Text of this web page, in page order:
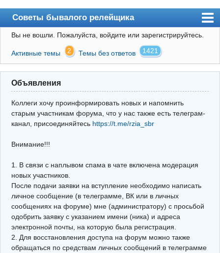
Советы бывалого релейщика
Форум
Правила
Поиск
Регистрация
Архив
Почта
Поиск релейщика
Видео РЗиА
Фотохостинг
Телеграм
Вы не вошли. Пожалуйста, войдите или зарегистрируйтесь.
Активные темы 2 Темы без ответов 1421
Объявления
Коллеги хочу проинформировать новых и напомнить
старым участникам форума, что у нас также есть телеграм-
канал, присоединяйтесь https://t.me/rzia_sbr
Внимание!!!
1. В связи с наплывом спама в чате включена модерация
новых участников.
После подачи заявки на вступление необходимо написать
личное сообщение (в телеграмме, ВК или в личных
сообщениях на форуме) мне (администратору) с просьбой
одобрить заявку с указанием имени (ника) и адреса
электронной почты, на которую была регистрация.
2. Для восстановления доступа на форум можно также
обращаться по средствам личных сообщений в телеграмме